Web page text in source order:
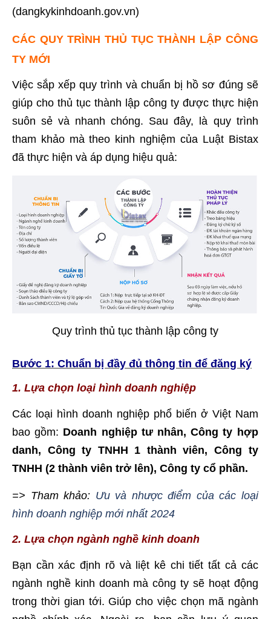
(dangkykinhdoanh.gov.vn)
CÁC QUY TRÌNH THỦ TỤC THÀNH LẬP CÔNG
TY MỚI
Việc sắp xếp quy trình và chuẩn bị hồ sơ đúng sẽ
giúp cho thủ tục thành lập công ty được thực hiện
suôn sẻ và nhanh chóng. Sau đây, là quy trình
tham khảo mà theo kinh nghiệm của Luật Bistax
đã thực hiện và áp dụng hiệu quả:
Quy trình thủ tục thành lập công ty
Bước 1: Chuẩn bị đầy đủ thông tin để đăng ký
1. Lựa chọn loại hình doanh nghiệp
Các loại hình doanh nghiệp phổ biến ở Việt Nam
bao gồm: Doanh nghiệp tư nhân, Công ty hợp
danh, Công ty TNHH 1 thành viên, Công ty
TNHH (2 thành viên trở lên), Công ty cổ phần.
=> Tham khảo: Ưu và nhược điểm của các loại
hình doanh nghiệp mới nhất 2024
2. Lựa chọn ngành nghề kinh doanh
Bạn cần xác định rõ và liệt kê chi tiết tất cả các
ngành nghề kinh doanh mà công ty sẽ hoạt động
trong thời gian tới. Giúp cho việc chọn mã ngành